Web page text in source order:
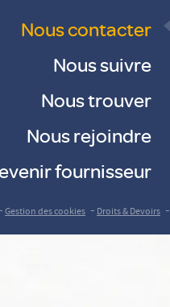
Nous contacter
Nous suivre
Nous trouver
Nous rejoindre
fournisseur
Gestion des cookies -Droits & Devoirs -